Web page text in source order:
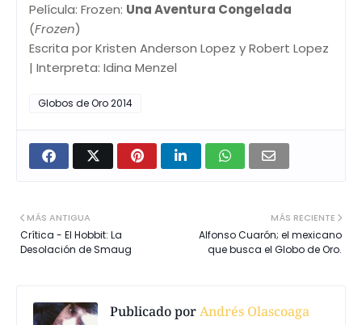
Película: Frozen: Una Aventura Congelada
(Frozen)
Escrita por Kristen Anderson Lopez y Robert Lopez
| Interpreta: Idina Menzel
Globos de Oro 2014
MÁS RECIENTE
Alfonso Cuarón; el mexicano
que busca el Globo de Oro.
MÁS ANTIGUA
Crítica - El Hobbit: La
Desolación de Smaug
Publicado porAndrés Olascoaga